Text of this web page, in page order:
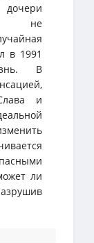
не
в 1991
В
и
ли